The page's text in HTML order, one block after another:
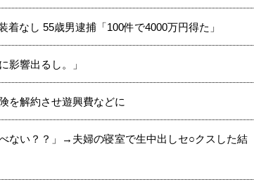
着なし 55歳男逮捕「100件で4000万円得た」
影響出るし。」
を解約させ遊興費などに
ない？？」→夫婦の寝室で生中出しセ○クスした結